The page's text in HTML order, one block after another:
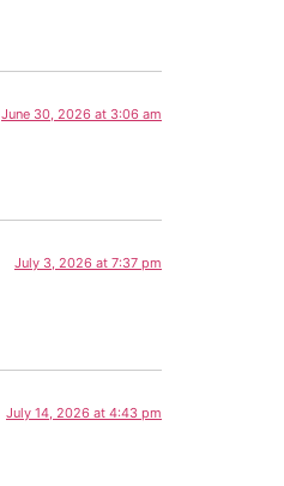
June 30, 2026 at 3:06 am
July 3, 2026 at 7:37 pm
July 14, 2026 at 4:43 pm